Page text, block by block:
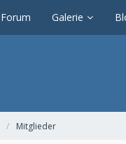
Forum Galerie
Mitglieder